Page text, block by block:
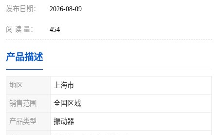
发布日期： 2026-08-09
阅 读 量： 454
产品描述
地区 上海市
销售范围 全国区域
产品类型 振动器